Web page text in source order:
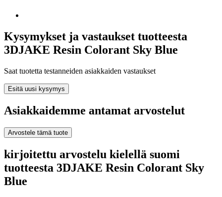
Kysymykset ja vastaukset tuotteesta
3DJAKE Resin Colorant Sky Blue
Saat tuotetta testanneiden asiakkaiden vastaukset
Esitä uusi kysymys
Asiakkaidemme antamat arvostelut
Arvostele tämä tuote
kirjoitettu arvostelu kielellä suomi
tuotteesta 3DJAKE Resin Colorant Sky
Blue